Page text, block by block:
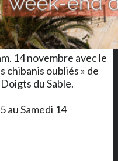
14 novembre avec le
chibanis oubliés » de
du Sable.
au Samedi 14